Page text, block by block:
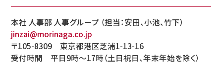
本社 人事部 人事グループ （担当：安田、小池、竹下）
jinzai@morinaga.co.jp
〒105-8309 東京都港区芝浦1-13-16
受付時間 平日9時～17時（土日祝日、年末年始を除く）